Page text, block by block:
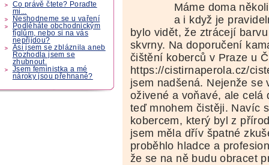
Co právě čtete? Poraďte
mi...
Neshodneme se u vaření
Podléháte obchodnickým
fíglům, nebo si na vás
nepřijdou?
Asi jsem se zbláznila aneb
Rozhodla jsem se
zhubnout.
Jsem feministka a mé
nároky jsou přehnané?
Máme doma
a i když je
bylo vidět, že ztrácejí
skvrny. Na doporučení
čištění koberců v Praze u
https://cistirnaperola.cz/
jsem nadšená. Nejenže se
oživené a voňavé, ale celá
teď mnohem čistěji. Navíc
kobercem, který byl z
jsem měla dřív špatné
proběhlo hladce a
že se na ně budu obracet